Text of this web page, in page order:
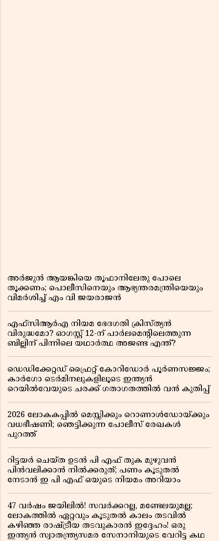
അർജുൻ ആയങ്കിയെ തൂഫാനിലേതു പോലെ
തൂക്കണം; പൊലീസിനെയും ആഭ്യന്തരമന്ത്രിയെയും
വിമർശിച്ച് എം വി ജയരാജൻ
എഫ്സിആർഎ നിയമ ഭേദഗതി ക്രിസ്ത്യൻ
വിരുദ്ധമോ? ഓഗസ്റ്റ് 12-ന് പാർലമെന്റിലെത്തുന്ന
ബില്ലിന് പിന്നിലെ യഥാർത്ഥ അജണ്ട എന്ത്?
ഡെഡിക്കേറ്റഡ് ഫ്രൈറ്റ് കോറിഡോർ പൂർണസജ്ജം;
കാർഗോ ടെർമിനലുകളിലൂടെ ഇന്ത്യൻ
റെയിൽവേയുടെ ചരക്ക് ഗതാഗതത്തിൽ വൻ കുതിപ്പ്
2026 ലോകകപ്പിൽ മെസ്സിക്കും റൊണാൾഡോയ്ക്കും
വധഭീഷണി; ഞെട്ടിക്കുന്ന പോലീസ് രേഖകൾ
പുറത്ത്
റിട്ടയർ ചെയ്ത ഉടൻ പി എഫ് തുക മുഴുവൻ
പിൻവലിക്കാൻ നിൽക്കരുത്; പണം കൂടുതൽ
നേടാൻ ഇ പി എഫ് ഒയുടെ നിയമം അറിയാം
47 വർഷം ജയിലിൽ! സവർക്കറല്ല, മണ്ടേലയുമല്ല;
ലോകത്തിൽ ഏറ്റവും കൂടുതൽ കാലം തടവിൽ
കഴിഞ്ഞ രാഷ്ട്രീയ തടവുകാരൻ ഇദ്ദേഹം! ഒരു
ഇന്ത്യൻ സ്വാതന്ത്ര്യസമര സേനാനിയുടെ വേറിട്ട കഥ